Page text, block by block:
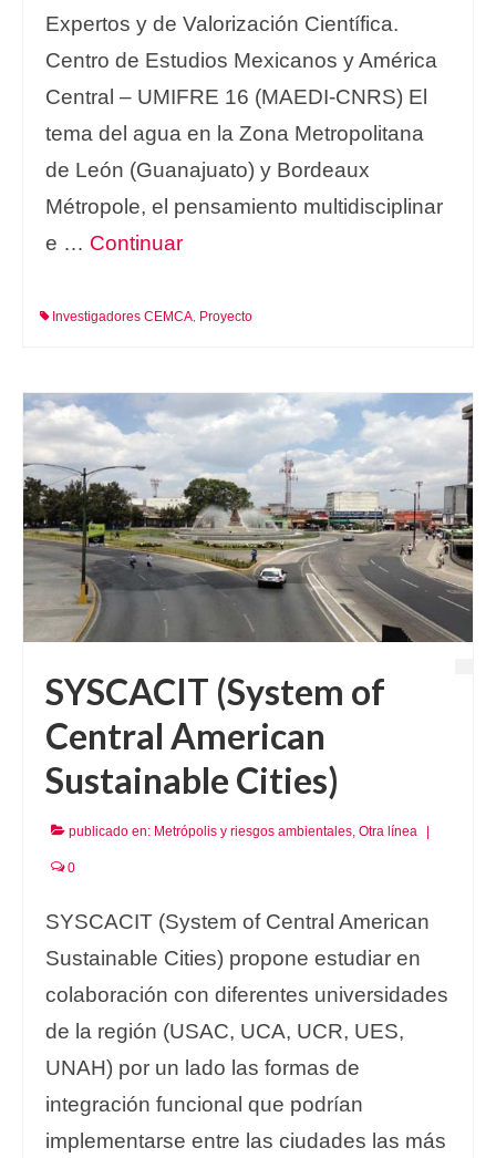
Expertos y de Valorización Científica.
Centro de Estudios Mexicanos y América
Central – UMIFRE 16 (MAEDI-CNRS) El
tema del agua en la Zona Metropolitana
de León (Guanajuato) y Bordeaux
Métropole, el pensamiento multidisciplinar
e … Continuar
Investigadores CEMCA Proyecto
SYSCACIT (System of
Central American
Sustainable Cities)
publicado en: Metrópolis y riesgos ambientales Otra línea |
0
SYSCACIT (System of Central American
Sustainable Cities) propone estudiar en
colaboración con diferentes universidades
de la región (USAC, UCA, UCR, UES,
UNAH) por un lado las formas de
integración funcional que podrían
implementarse entre las ciudades las más